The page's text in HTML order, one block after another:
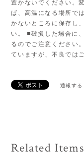
置かないでください。
ば、高温になる場所で
かないところに保存し
い。 ■破損した場合に
るのでご注意ください
ていますが、不良では
通報する
Related Items